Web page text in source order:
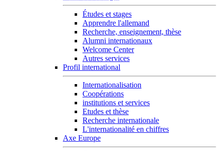
Études et stages
Apprendre l'allemand
Recherche, enseignement, thèse
Alumni internationaux
Welcome Center
Autres services
Profil international
Internationalisation
Coopérations
institutions et services
Etudes et thèse
Recherche internationale
L'internationalité en chiffres
Axe Europe